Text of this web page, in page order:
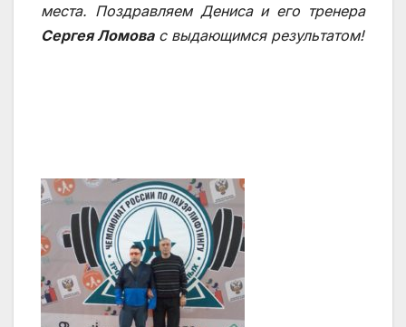
места. Поздравляем Дениса и его тренера
Сергея Ломовас выдающимся результатом!